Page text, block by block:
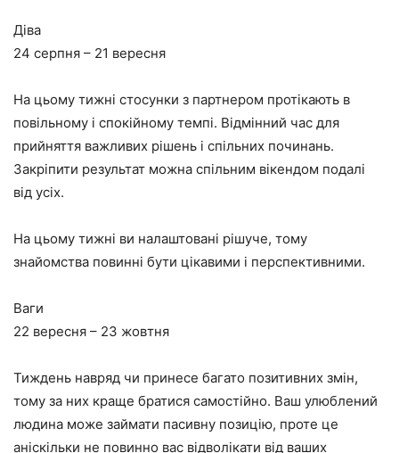
Діва
24 серпня – 21 вересня
На цьому тижні стосунки з партнером протікають в
повільному і спокійному темпі. Відмінний час для
прийняття важливих рішень і спільних починань.
Закріпити результат можна спільним вікендом подалі
від усіх.
На цьому тижні ви налаштовані рішуче, тому
знайомства повинні бути цікавими і перспективними.
Ваги
22 вересня – 23 жовтня
Тиждень навряд чи принесе багато позитивних змін,
тому за них краще братися самостійно. Ваш улюблений
людина може займати пасивну позицію, проте це
аніскільки не повинно вас відволікати від ваших